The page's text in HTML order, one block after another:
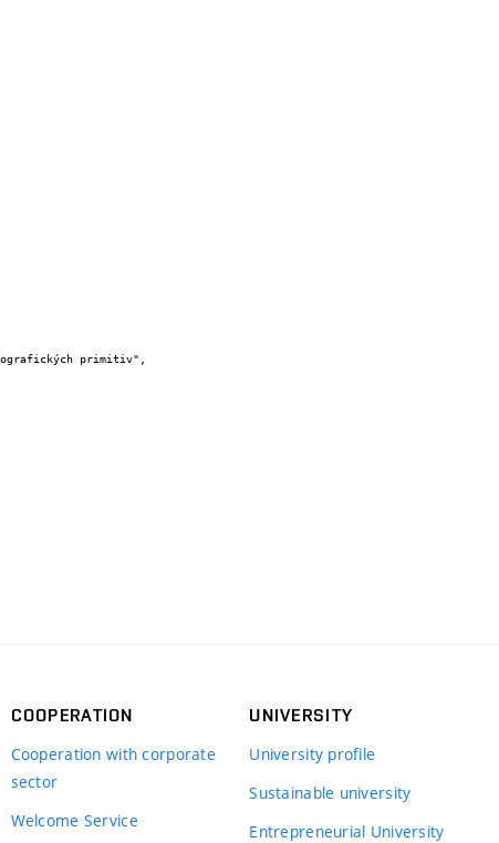
COOPERATION
Cooperation with corporate
sector
Welcome Service
UNIVERSITY
University profile
Sustainable university
Entrepreneurial University